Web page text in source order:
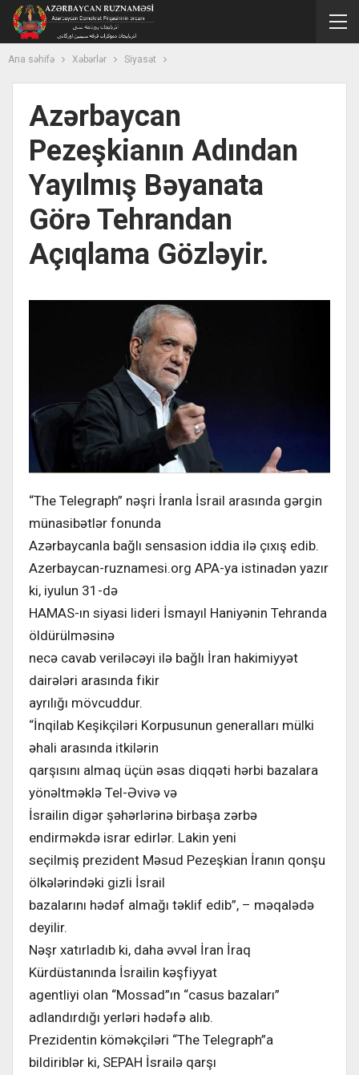
Ana səhifə Xəbərlər Siyasət
Azərbaycan
Pezeşkianın Adından
Yayılmış Bəyanata
Görə Tehrandan
Açıqlama Gözləyir.
“The Telegraph” nəşri İranla İsrail arasında gərgin
münasibətlər fonunda
Azərbaycanla bağlı sensasion iddia ilə çıxış edib.
Azerbaycan-ruznamesi.org APA-ya istinadən yazır
ki, iyulun 31-də
HAMAS-ın siyasi lideri İsmayıl Haniyənin Tehranda
öldürülməsinə
necə cavab veriləcəyi ilə bağlı İran hakimiyyət
dairələri arasında fikir
ayrılığı mövcuddur.
“İnqilab Keşikçiləri Korpusunun generalları mülki
əhali arasında itkilərin
qarşısını almaq üçün əsas diqqəti hərbi bazalara
yönəltməklə Tel-Əvivə və
İsrailin digər şəhərlərinə birbaşa zərbə
endirməkdə israr edirlər. Lakin yeni
seçilmiş prezident Məsud Pezeşkian İranın qonşu
ölkələrindəki gizli İsrail
bazalarını hədəf almağı təklif edib”, – məqalədə
deyilir.
Nəşr xatırladıb ki, daha əvvəl İran İraq
Kürdüstanında İsrailin kəşfiyyat
agentliyi olan “Mossad”ın “casus bazaları”
adlandırdığı yerləri hədəfə alıb.
Prezidentin köməkçiləri “The Telegraph”a
bildiriblər ki, SEPAH İsrailə qarşı